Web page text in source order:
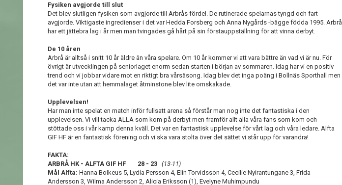
Fysiken avgjorde till slut
Det blev slutligen fysiken som avgjorde till Arbrås fördel. De rutinerade spelarnas tyngd och fart
avgjorde. Viktigaste ingredienser i det var Hedda Forsberg och Anna Nygårds -bägge födda 1995. Arbrå
har ett jättebra lag i år men man tvingades gå hårt på sin förstauppställning för att vinna derbyt.
De 10 åren
Arbrå är alltså i snitt 10 år äldre än våra spelare. Om 10 år kommer vi att vara bättre än vad vi är nu. För
övrigt är utvecklingen på seniorlaget enorm sedan starten i början av sommaren. Idag har vi en positiv
trend och vi jobbar vidare mot en riktigt bra vårsäsong. Idag blev det inga poäng i Bollnäs Sporthall men
det var inte utan att hemmalaget åtminstone blev lite omskakade.
Upplevelsen!
Har man inte spelat en match inför fullsatt arena så förstår man nog inte det fantastiska i den
upplevelsen. Vi vill tacka ALLA som kom på derbyt men framför allt alla våra fans som kom och
stöttade oss i vår kamp denna kväll. Det var en fantastisk upplevelse för vårt lag och våra ledare. Alfta
GIF HF är en fantastisk förening och vi ska vara stolta över det sättet vi står upp för varandra!
FAKTA:
ARBRÅ HK - ALFTA GIF HF 28 - 23 (13-11)
Mål Alfta: Hanna Bolkeus 5, Lydia Persson 4, Elin Torvidsson 4, Cecilie Nyirantungane 3, Frida
Andersson 3, Wilma Andersson 2, Alicia Eriksson (1), Evelyne Muhimpundu